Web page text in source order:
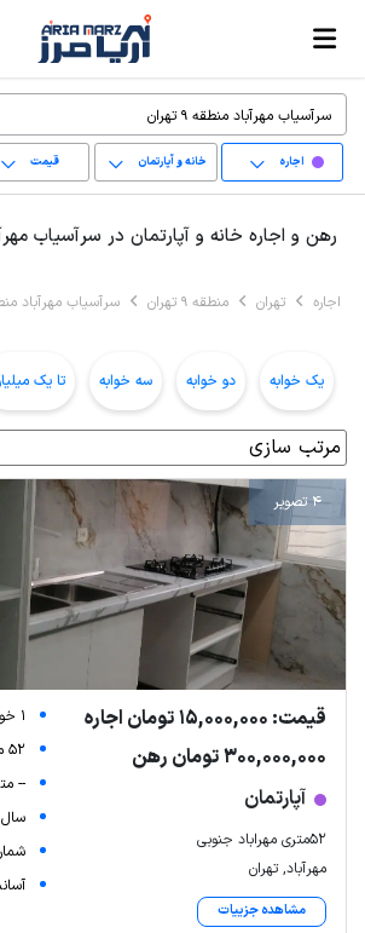
اجاره خانه و آپارتمان قیمت
رهن و اجاره خانه و آپارتمان در سرآسیاب مهرآباد
اجاره تهران منطقه 9 تهران سرآسیاب مهرآباد
یک خوابه دو خوابه سه خوابه تا یک
4 تصویر
قیمت: 15,000,000 تومان اجاره
300,000,000 تومان رهن
آپارتمان
52متری مهراباد جنوبی
مهرآباد, تهران
مشاهده جزییات
1 خواب
52 متر زیربنا
--
سال